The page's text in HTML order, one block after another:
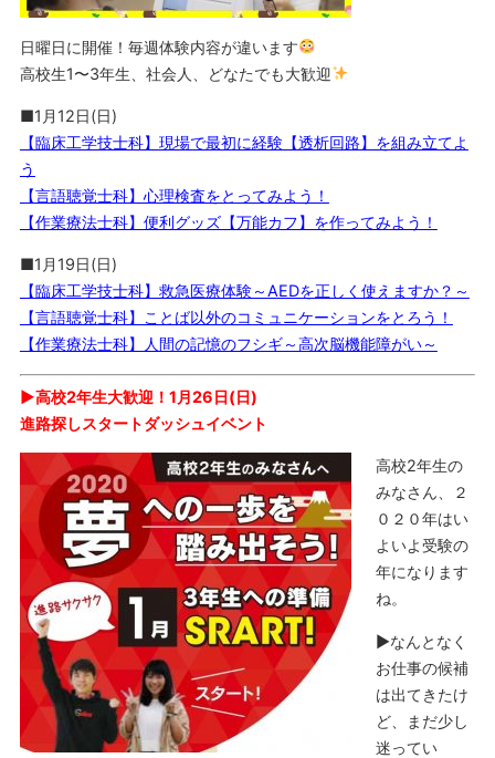
日曜日に開催！毎週体験内容が違います
高校生1〜3年生、社会人、どなたでも大歓迎
■1月12日(日)
【臨床工学技士科】現場で最初に経験【透析回路】を組み立てよ
う
【言語聴覚士科】心理検査をとってみよう！
【作業療法士科】便利グッズ【万能カフ】を作ってみよう！
■1月19日(日)
【臨床工学技士科】救急医療体験～AEDを正しく使えますか？～
【言語聴覚士科】ことば以外のコミュニケーションをとろう！
【作業療法士科】人間の記憶のフシギ～高次脳機能障がい～
▶︎高校2年生大歓迎！1月26日(日)
進路探しスタートダッシュイベント
高校2年生の
みなさん、２
０２０年はい
よいよ受験の
年になります
ね。
▶なんとなく
お仕事の候補
は出てきたけ
ど、まだ少し
迷ってい